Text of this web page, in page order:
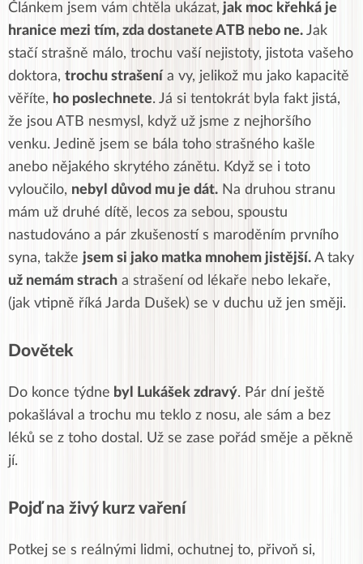
Článkem jsem vám chtěla ukázat, jak moc křehká je
hranice mezi tím, zda dostanete ATB nebo ne. Jak
stačí strašně málo, trochu vaší nejistoty, jistota vašeho
doktora, trochu strašení a vy, jelikož mu jako kapacitě
věříte, ho poslechnete. Já si tentokrát byla fakt jistá,
že jsou ATB nesmysl, když už jsme z nejhoršího
venku. Jedině jsem se bála toho strašného kašle
anebo nějakého skrytého zánětu. Když se i toto
vyloučilo, nebyl důvod mu je dát. Na druhou stranu
mám už druhé dítě, lecos za sebou, spoustu
nastudováno a pár zkušeností s maroděním prvního
syna, takže jsem si jako matka mnohem jistější. A taky
už nemám strach a strašení od lékaře nebo lekaře,
(jak vtipně říká Jarda Dušek) se v duchu už jen směji.
Dovětek
Do konce týdne byl Lukášek zdravý. Pár dní ještě
pokašlával a trochu mu teklo z nosu, ale sám a bez
léků se z toho dostal. Už se zase pořád směje a pěkně
jí.
Pojď na živý kurz vaření
Potkej se s reálnými lidmi, ochutnej to, přivoň si,